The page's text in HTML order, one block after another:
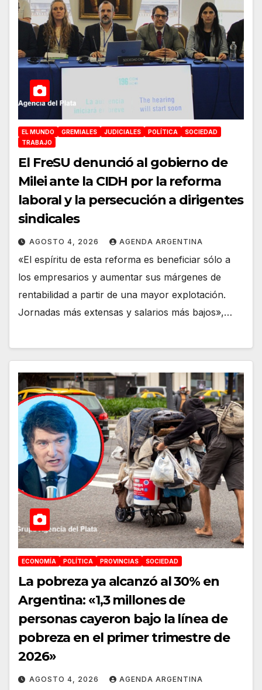
EL MUNDO GREMIALES JUDICIALES POLÍTICA
SOCIEDAD
TRABAJO
El FreSU denunció al gobierno de
Milei ante la CIDH por la reforma
laboral y la persecución a dirigentes
sindicales
AGOSTO 4, 2026 AGENDA ARGENTINA
«El espíritu de esta reforma es beneficiar sólo a
los empresarios y aumentar sus márgenes de
rentabilidad a partir de una mayor explotación.
Jornadas más extensas y salarios más bajos»,…
ECONOMÍA POLÍTICA PROVINCIAS SOCIEDAD
La pobreza ya alcanzó al 30% en
Argentina: «1,3 millones de
personas cayeron bajo la línea de
pobreza en el primer trimestre de
2026»
AGOSTO 4, 2026 AGENDA ARGENTINA